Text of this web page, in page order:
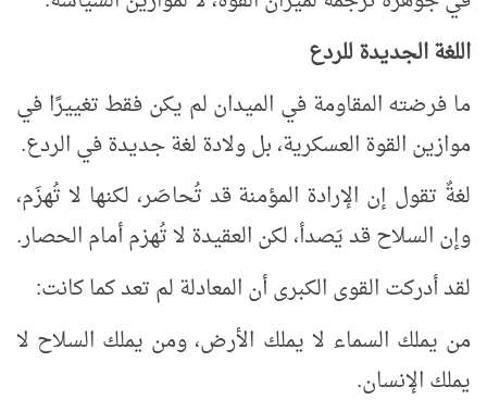
اللغة الجديدة للردع
ما فرضته المقاومة في الميدان لم يكن فقط تغييرًا في
موازين القوة العسكرية، بل ولادة لغة جديدة في الردع.
لغةٌ تقول إن الإرادة المؤمنة قد تُحاصَر، لكنها لا تُهزَم،
وإن السلاح قد يَصدأ، لكن العقيدة لا تُهزم أمام الحصار.
لقد أدركت القوى الكبرى أن المعادلة لم تعد كما كانت:
من يملك السماء لا يملك الأرض، ومن يملك السلاح لا
يملك الإنسان.